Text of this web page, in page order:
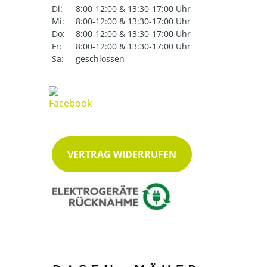
Di:
8:00-12:00 & 13:30-17:00 Uhr
Mi:
8:00-12:00 & 13:30-17:00 Uhr
Do:
8:00-12:00 & 13:30-17:00 Uhr
Fr:
8:00-12:00 & 13:30-17:00 Uhr
Sa:
geschlossen
VERTRAG WIDERRUFEN